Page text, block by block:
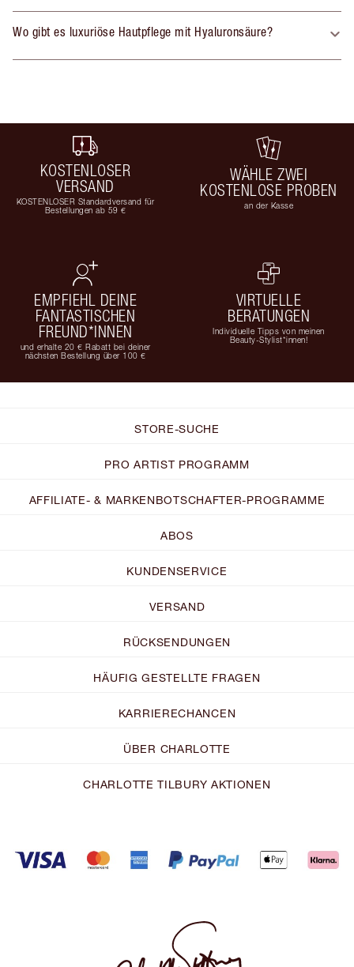
Wo gibt es luxuriöse Hautpflege mit Hyaluronsäure?
KOSTENLOSER
VERSAND
KOSTENLOSER Standardversand für
Bestellungen ab 59 €
WÄHLE ZWEI
KOSTENLOSE PROBEN
an der Kasse
EMPFIEHL DEINE
FANTASTISCHEN
FREUND*INNEN
und erhalte 20 € Rabatt bei deiner
nächsten Bestellung über 100 €
VIRTUELLE
BERATUNGEN
Individuelle Tipps von meinen
Beauty-Stylist*innen!
STORE-SUCHE
PRO ARTIST PROGRAMM
AFFILIATE- & MARKENBOTSCHAFTER-PROGRAMME
ABOS
KUNDENSERVICE
VERSAND
RÜCKSENDUNGEN
HÄUFIG GESTELLTE FRAGEN
KARRIERECHANCEN
ÜBER CHARLOTTE
CHARLOTTE TILBURY AKTIONEN